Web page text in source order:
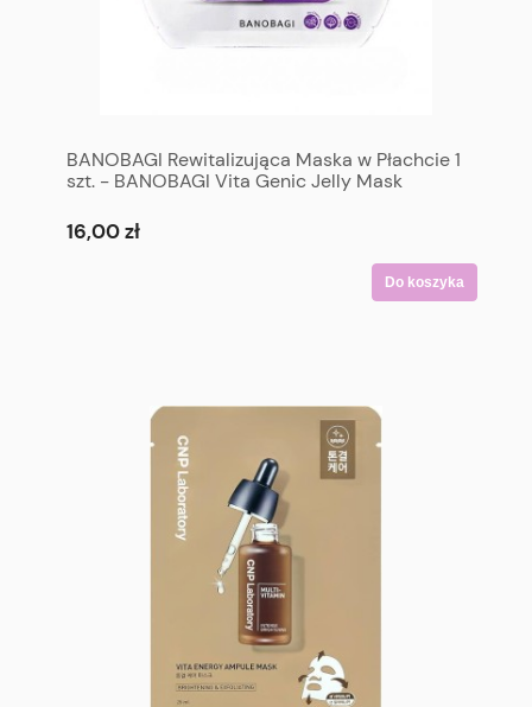
BANOBAGI Rewitalizująca Maska w Płachcie 1
szt. - BANOBAGI Vita Genic Jelly Mask
16,00 zł
Do koszyka